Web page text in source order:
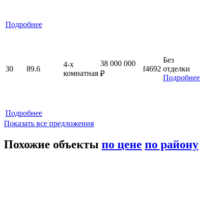
Подробнее
30 89.6
4-x
комнатная
38 000 000
₽
f4692
Без
отделки
Подробнее
Подробнее
Показать все предложения
Похожие объекты по цене по району